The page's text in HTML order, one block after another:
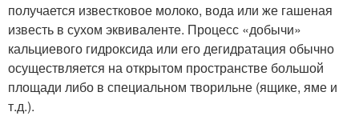
получается известковое молоко, вода или же гашеная
известь в сухом эквиваленте. Процесс «добычи»
кальциевого гидроксида или его дегидратация обычно
осуществляется на открытом пространстве большой
площади либо в специальном творильне (ящике, яме и
т.д.).